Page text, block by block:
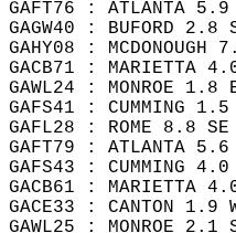
GAFT76 :
GAGW40 :
GAHY08 :
GACB71 :
GAWL24 :
GAFS41 :
GAFL28 : ROME
GAFT79 :
GAFS43 :
GACB61 :
GACE33 :
GAWL25 :